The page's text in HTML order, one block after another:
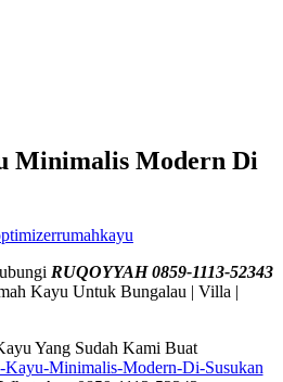
Minimalis Modern Di
RUQOYYAH 0859-1113-52343
Kayu Untuk Bungalau | Villa |
Yang Sudah Kami Buat